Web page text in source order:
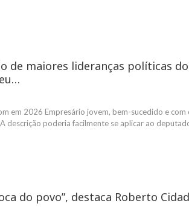
de maiores lideranças políticas do
em 2026 Empresário jovem, bem-sucedido e com
descrição poderia facilmente se aplicar ao
do povo”, destaca Roberto